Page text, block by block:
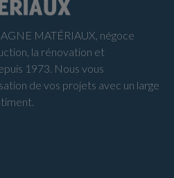
MATÉRIAUX, négoce
la rénovation et
1973. Nous vous
de vos projets avec un large